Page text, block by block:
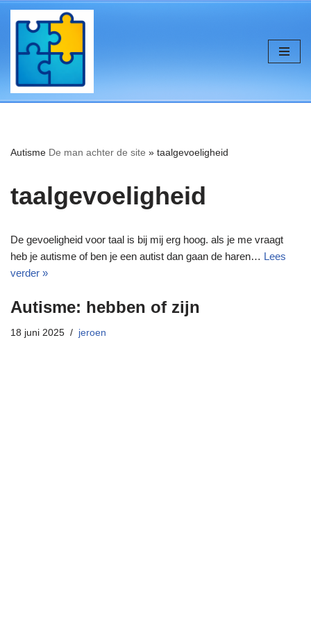
de
inhoud
naar
inhoud
Autisme De man achter de site » taalgevoeligheid
taalgevoeligheid
De gevoeligheid voor taal is bij mij erg hoog. als je me vraagt
heb je autisme of ben je een autist dan gaan de haren… Lees
verder »
Autisme: hebben of zijn
18 juni 2025 jeroen